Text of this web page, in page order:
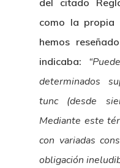
del citado
como la propia
hemos
indicaba:
determinados
tunc (desde
Mediante este
con variadas
obligación